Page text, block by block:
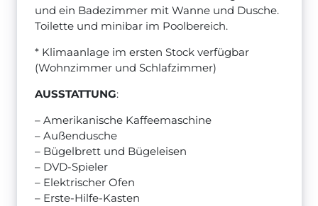
und ein Badezimmer mit Wanne und Dusche.
Toilette und minibar im Poolbereich.
* Klimaanlage im ersten Stock verfügbar
(Wohnzimmer und Schlafzimmer)
AUSSTATTUNG:
– Amerikanische Kaffeemaschine
– Außendusche
– Bügelbrett und Bügeleisen
– DVD-Spieler
– Elektrischer Ofen
– Erste-Hilfe-Kasten